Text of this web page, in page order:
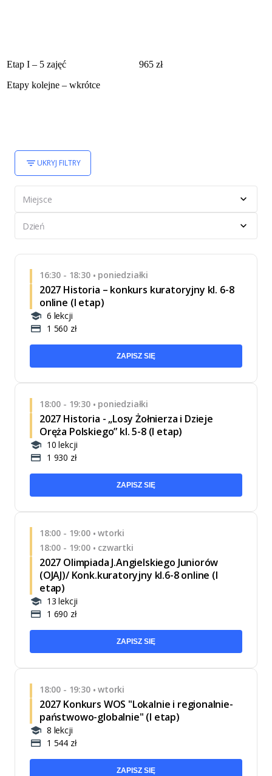
Etap I – 5 zajęć
Etapy kolejne – wkrótce
965 zł
UKRYJ FILTRY
Miejsce
Dzień
16:30 - 18:30• poniedziałki
2027 Historia – konkurs kuratoryjny kl. 6-8
online (I etap)
6 lekcji
1 560 zł
ZAPISZ SIĘ
18:00 - 19:30• poniedziałki
2027 Historia - „Losy Żołnierza i Dzieje
Oręża Polskiego” kl. 5-8 (I etap)
10 lekcji
1 930 zł
ZAPISZ SIĘ
18:00 - 19:00•wtorki
18:00 - 19:00• czwartki
2027 Olimpiada J.Angielskiego Juniorów
(OJAJ)/ Konk.kuratoryjny kl.6-8 online (I
etap)
13 lekcji
1 690 zł
ZAPISZ SIĘ
18:00 - 19:30•wtorki
2027 Konkurs WOS "Lokalnie i regionalnie-
państwowo-globalnie" (I etap)
8 lekcji
1 544 zł
ZAPISZ SIĘ